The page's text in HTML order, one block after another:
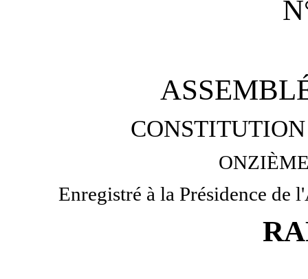
Enregistré à la Présidence de